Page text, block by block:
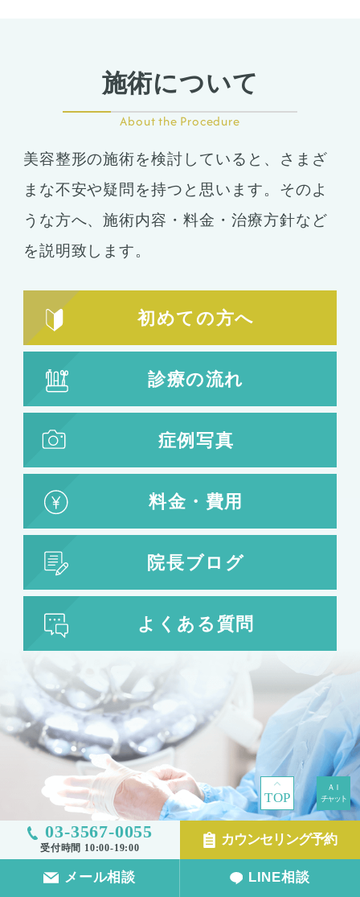
TOP
03-3567-0055
受付時間 10:00-19:00
カウンセリング予約
メール相談 LINE相談
施術について
About the Procedure
美容整形の施術を検討していると、さまざ
まな不安や疑問を持つと思います。そのよ
うな方へ、施術内容・料金・治療方針など
を説明致します。
初めての方へ
診療の流れ
症例写真
料金・費用
院長ブログ
よくある質問